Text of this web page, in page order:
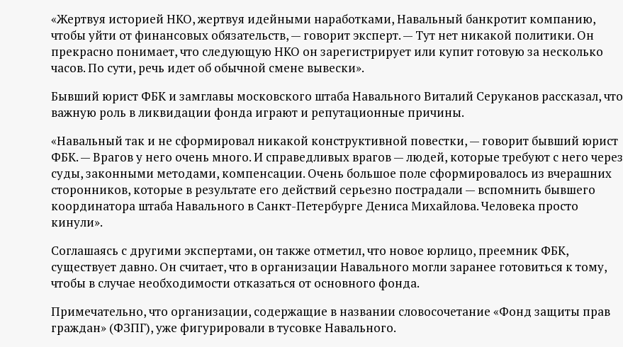
«Жертвуя историей НКО, жертвуя идейными наработками, Навальный банкротит компанию,
чтобы уйти от финансовых обязательств, — говорит эксперт. — Тут нет никакой политики. Он
прекрасно понимает, что следующую НКО он зарегистрирует или купит готовую за несколько
часов. По сути, речь идет об обычной смене вывески».
Бывший юрист ФБК и замглавы московского штаба Навального Виталий Серуканов рассказал, что
важную роль в ликвидации фонда играют и репутационные причины.
«Навальный так и не сформировал никакой конструктивной повестки, — говорит бывший юрист
ФБК. — Врагов у него очень много. И справедливых врагов — людей, которые требуют с него через
суды, законными методами, компенсации. Очень большое поле сформировалось из вчерашних
сторонников, которые в результате его действий серьезно пострадали — вспомнить бывшего
координатора штаба Навального в Санкт-Петербурге Дениса Михайлова. Человека просто
кинули».
Соглашаясь с другими экспертами, он также отметил, что новое юрлицо, преемник ФБК,
существует давно. Он считает, что в организации Навального могли заранее готовиться к тому,
чтобы в случае необходимости отказаться от основного фонда.
Примечательно, что организации, содержащие в названии словосочетание «Фонд защиты прав
граждан» (ФЗПГ), уже фигурировали в тусовке Навального.